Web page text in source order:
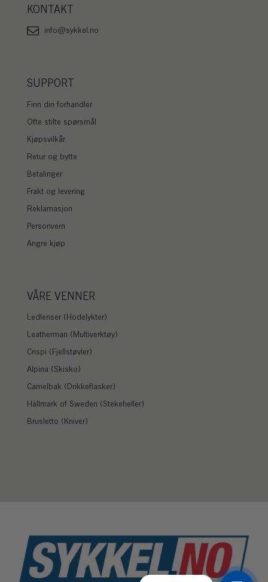
KONTAKT
info@sykkel.no
SUPPORT
Finn din forhandler
Ofte stilte spørsmål
Kjøpsvilkår
Retur og bytte
Betalinger
Frakt og levering
Reklamasjon
Personvern
Angre kjøp
VÅRE VENNER
Ledlenser (Hodelykter)
Leatherman (Multiverktøy)
Crispi (Fjellstøvler)
Alpina (Skisko)
Camelbak (Drikkeflasker)
Hällmark of Sweden (Stekeheller)
Brusletto (Kniver)